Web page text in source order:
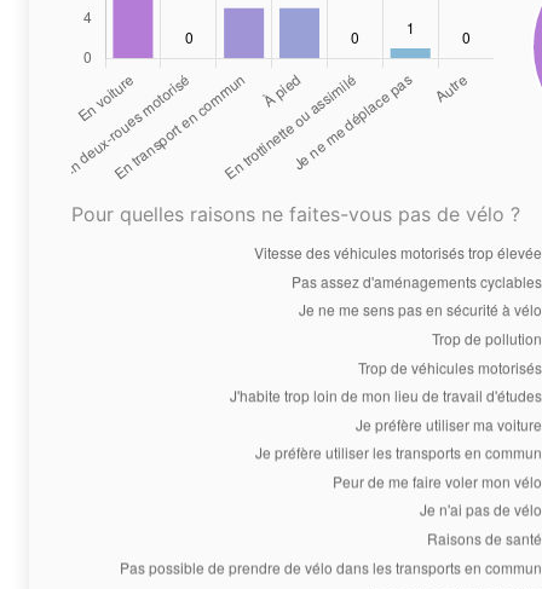
Pour quelles raisons ne faites-vous pas de vélo ?